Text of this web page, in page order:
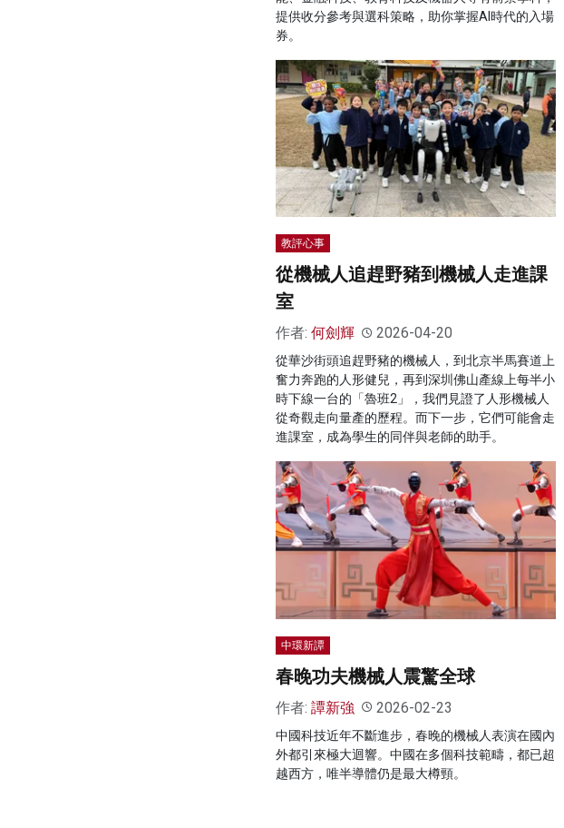
提供收分參考與選科策略，助你掌握AI時代的入場
券。
教評心事
從機械人追趕野豬到機械人走進課
室
作者: 何劍輝 2026-04-20
從華沙街頭追趕野豬的機械人，到北京半馬賽道上
奮力奔跑的人形健兒，再到深圳佛山產線上每半小
時下線一台的「魯班2」，我們見證了人形機械人
從奇觀走向量產的歷程。而下一步，它們可能會走
進課室，成為學生的同伴與老師的助手。
中環新譚
春晚功夫機械人震驚全球
作者: 譚新強 2026-02-23
中國科技近年不斷進步，春晚的機械人表演在國內
外都引來極大迴響。中國在多個科技範疇，都已超
越西方，唯半導體仍是最大樽頸。